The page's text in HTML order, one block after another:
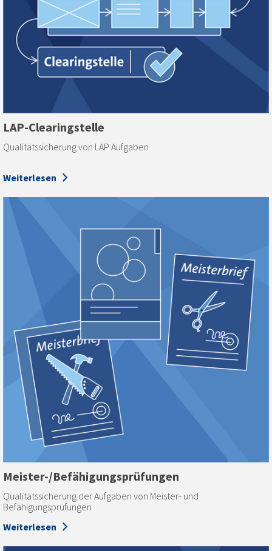
LAP-Clearingstelle
Qualitätssicherung von LAP Aufgaben
Weiterlesen
Meister-/Befähigungs­prüfungen
Qualitätssicherung der Aufgaben von Meister- und
Befähigungsprüfungen
Weiterlesen